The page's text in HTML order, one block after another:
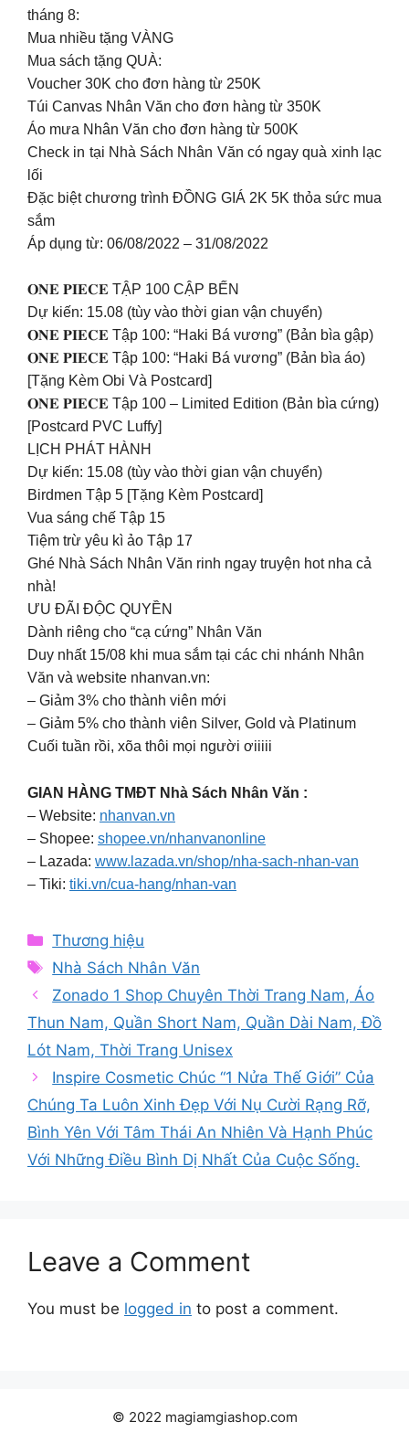
tháng 8:
Mua nhiều tặng VÀNG
Mua sách tặng QUÀ:
Voucher 30K cho đơn hàng từ 250K
Túi Canvas Nhân Văn cho đơn hàng từ 350K
Áo mưa Nhân Văn cho đơn hàng từ 500K
Check in tại Nhà Sách Nhân Văn có ngay quà xinh lạc
lối
Đặc biệt chương trình ĐỒNG GIÁ 2K 5K thỏa sức mua
sắm
Áp dụng từ: 06/08/2022 – 31/08/2022
𝐎𝐍𝐄 𝐏𝐈𝐄𝐂𝐄 TẬP 100 CẬP BẾN
Dự kiến: 15.08 (tùy vào thời gian vận chuyển)
𝐎𝐍𝐄 𝐏𝐈𝐄𝐂𝐄 Tập 100: “Haki Bá vương” (Bản bìa gập)
𝐎𝐍𝐄 𝐏𝐈𝐄𝐂𝐄 Tập 100: “Haki Bá vương” (Bản bìa áo)
[Tặng Kèm Obi Và Postcard]
𝐎𝐍𝐄 𝐏𝐈𝐄𝐂𝐄 Tập 100 – Limited Edition (Bản bìa cứng)
[Postcard PVC Luffy]
LỊCH PHÁT HÀNH
Dự kiến: 15.08 (tùy vào thời gian vận chuyển)
Birdmen Tập 5 [Tặng Kèm Postcard]
Vua sáng chế Tập 15
Tiệm trừ yêu kì ảo Tập 17
Ghé Nhà Sách Nhân Văn rinh ngay truyện hot nha cả
nhà!
ƯU ĐÃI ĐỘC QUYỀN
Dành riêng cho “cạ cứng” Nhân Văn
Duy nhất 15/08 khi mua sắm tại các chi nhánh Nhân
Văn và website nhanvan.vn:
– Giảm 3% cho thành viên mới
– Giảm 5% cho thành viên Silver, Gold và Platinum
Cuối tuần rồi, xõa thôi mọi người ơiiiii
GIAN HÀNG TMĐT Nhà Sách Nhân Văn :
– Website: nhanvan.vn
– Shopee: shopee.vn/nhanvanonline
– Lazada: www.lazada.vn/shop/nha-sach-nhan-van
– Tiki: tiki.vn/cua-hang/nhan-van
Categories
Thương hiệu
Tags
Nhà Sách Nhân Văn
Zonado 1 Shop Chuyên Thời Trang Nam, Áo
Thun Nam, Quần Short Nam, Quần Dài Nam, Đồ
Lót Nam, Thời Trang Unisex
Inspire Cosmetic Chúc “1 Nửa Thế Giới” Của
Chúng Ta Luôn Xinh Đẹp Với Nụ Cười Rạng Rỡ,
Bình Yên Với Tâm Thái An Nhiên Và Hạnh Phúc
Với Những Điều Bình Dị Nhất Của Cuộc Sống.
Leave a Comment
You must be logged in to post a comment.
© 2022 magiamgiashop.com